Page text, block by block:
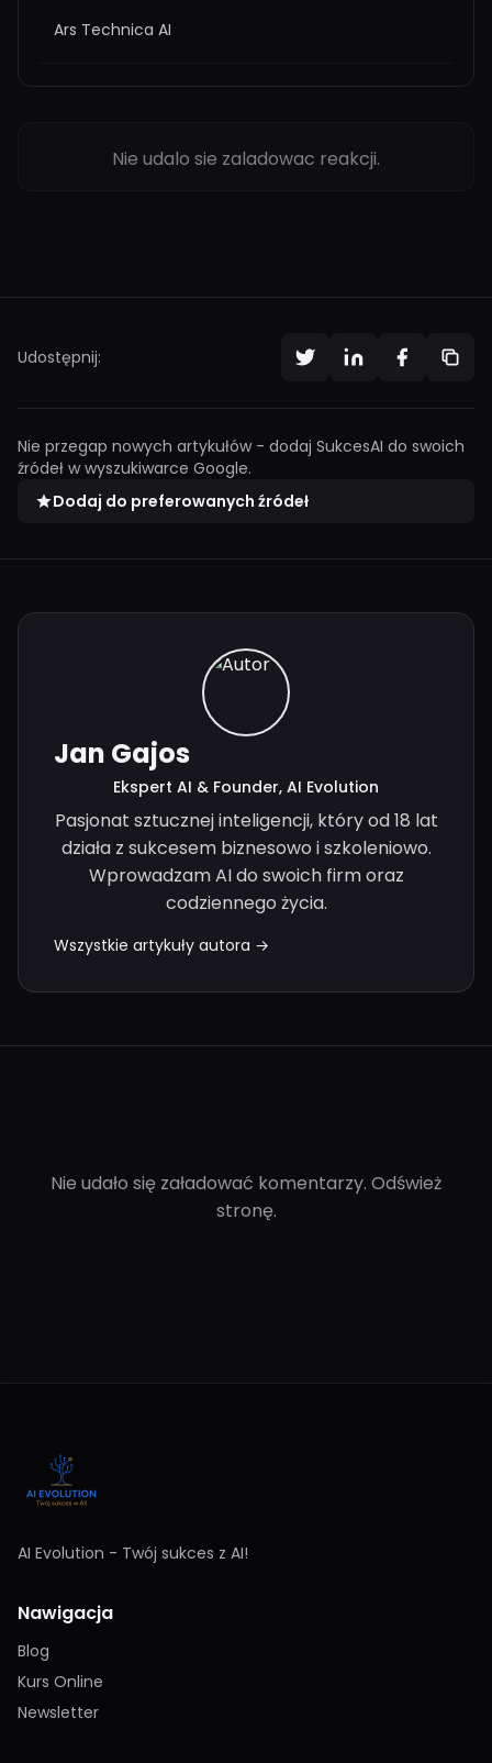
Ars Technica AI
Nie udalo sie zaladowac reakcji.
Udostępnij:
Nie przegap nowych artykułów - dodaj SukcesAI do swoich
źródeł w wyszukiwarce Google.
Dodaj do preferowanych źródeł
Jan Gajos
Ekspert AI & Founder, AI Evolution
Pasjonat sztucznej inteligencji, który od 18 lat
działa z sukcesem biznesowo i szkoleniowo.
Wprowadzam AI do swoich firm oraz
codziennego życia.
Wszystkie artykuły autora →
Nie udało się załadować komentarzy. Odśwież
stronę.
AI Evolution - Twój sukces z AI!
Nawigacja
Blog
Kurs Online
Newsletter